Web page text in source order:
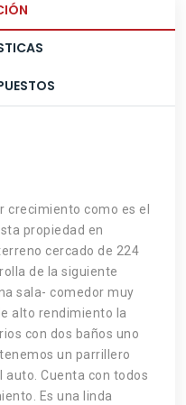
crecimiento como es el
propiedad en
cercado de 224
de la siguiente
sala- comedor muy
alto rendimiento la
con dos baños uno
un parrillero
auto. Cuenta con todos
Es una linda